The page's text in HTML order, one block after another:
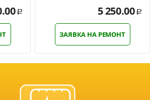
Р 5 250.00 Р
ЗАЯВКА НА РЕМОНТ